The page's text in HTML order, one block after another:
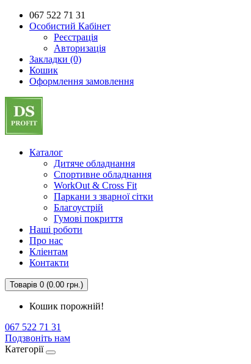
067 522 71 31
Особистий Кабінет
Реєстрація
Авторизація
Закладки (0)
Кошик
Оформлення замовлення
Каталог
Дитяче обладнання
Спортивне обладнання
WorkOut & Cross Fit
Паркани з зварної сітки
Благоустрій
Гумові покриття
Наші роботи
Про нас
Кліентам
Контакти
Товарів 0 (0.00 грн.)
Кошик порожній!
067 522 71 31
Подзвоніть нам
Категорії